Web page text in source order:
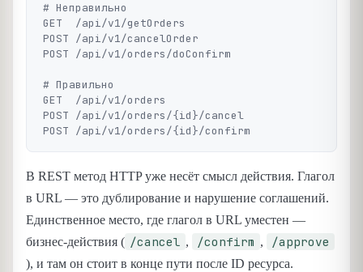
# Неправильно
GET  /api/v1/getOrders
POST /api/v1/cancelOrder
POST /api/v1/orders/doConfirm
# Правильно
GET  /api/v1/orders
POST /api/v1/orders/{id}/cancel
В REST метод HTTP уже несёт смысл действия. Глагол
в URL — это дублирование и нарушение соглашений.
Единственное место, где глагол в URL уместен —
бизнес-действия ( /cancel , /confirm , /approve
), и там он стоит в конце пути после ID ресурса.